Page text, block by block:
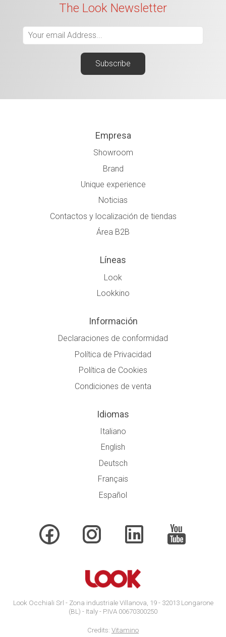
The Look Newsletter
Empresa
Showroom
Brand
Unique experience
Noticias
Contactos y localización de tiendas
Área B2B
Líneas
Look
Lookkino
Información
Declaraciones de conformidad
Política de Privacidad
Política de Cookies
Condiciones de venta
Idiomas
Italiano
English
Deutsch
Français
Español
Look Occhiali Srl - Zona industriale Villanova, 19 - 32013 Longarone
(BL) - Italy - P.IVA 00670300250
Credits: Vitamino